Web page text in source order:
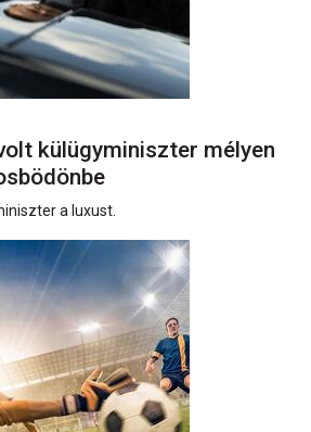
külügyminiszter mélyen
a luxust.